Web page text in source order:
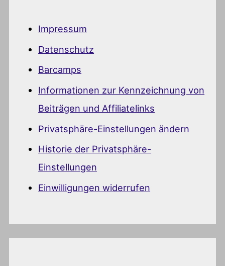
Impressum
Datenschutz
Barcamps
Informationen zur Kennzeichnung von
Beiträgen und Affiliatelinks
Privatsphäre-Einstellungen ändern
Historie der Privatsphäre-
Einstellungen
Einwilligungen widerrufen